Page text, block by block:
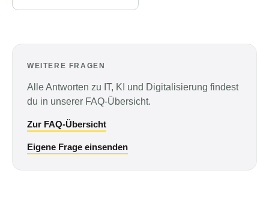
WEITERE FRAGEN
Alle Antworten zu IT, KI und Digitalisierung findest
du in unserer FAQ-Übersicht.
Zur FAQ-Übersicht
Eigene Frage einsenden